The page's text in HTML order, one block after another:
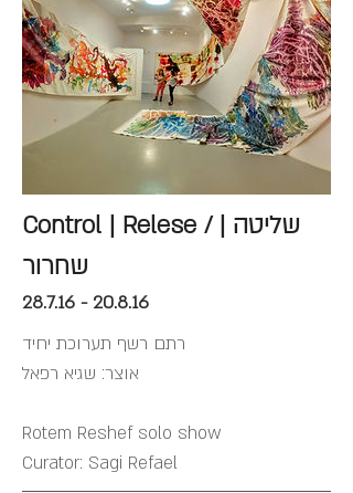
Control | Relese / שליטה |
שחרור
28.7.16 - 20.8.16
רתם רשף תערוכת יחיד
אוצר: שגיא רפאל
Rotem Reshef solo show
Curator: Sagi Refael